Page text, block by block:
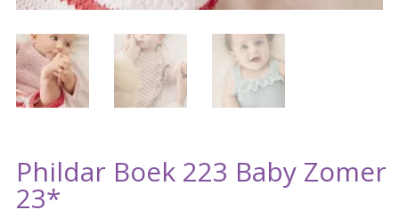
Phildar Boek 223 Baby Zomer
23*